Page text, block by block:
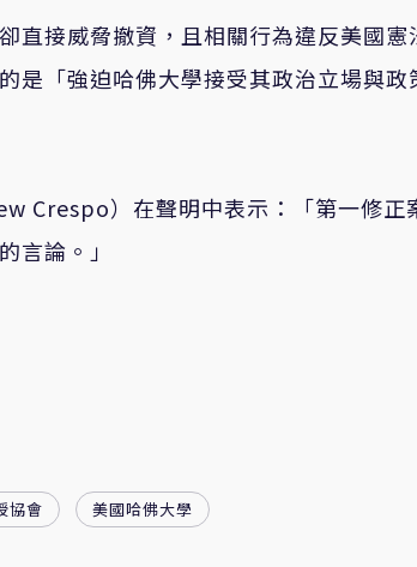
直接威脅撤資，且相關行為違反美國憲
是「強迫哈佛大學接受其政治立場與政
Crespo）在聲明中表示：「第一修正
言論。」
協會 美國哈佛大學